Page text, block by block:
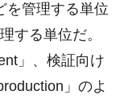
を管理する単位
する単位だ。
」、検証向け
」のよ